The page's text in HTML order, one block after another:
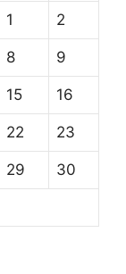
1 2
8 9
15 16
22 23
29 30